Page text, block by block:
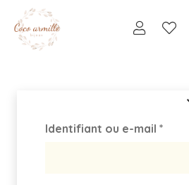
Identifiant ou e-mail *